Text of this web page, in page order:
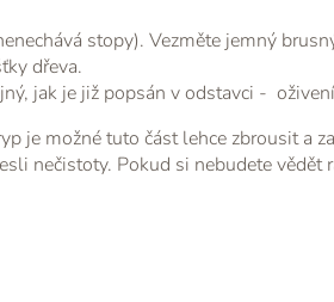
stopy). Vezměte jemný
dřeva.
jak je již popsán v odstavci -
je možné tuto část lehce zbrousit a
nečistoty. Pokud si nebudete vědět